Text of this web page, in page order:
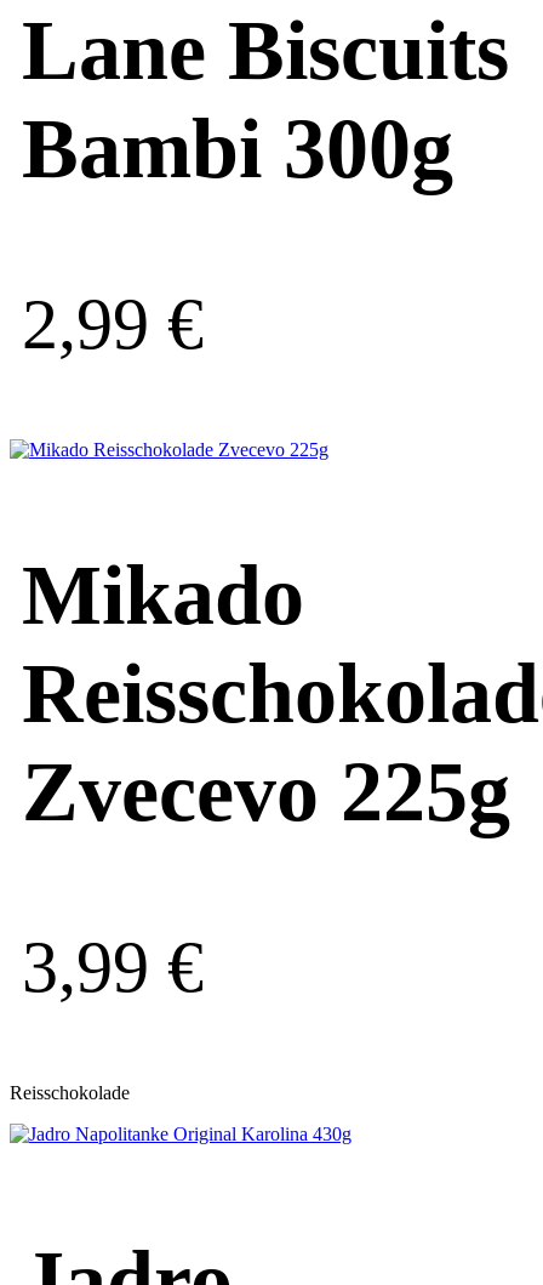
Lane Biscuits
Bambi 300g
2,99 €
Mikado
Zvecevo 225g
3,99 €
Reisschokolade